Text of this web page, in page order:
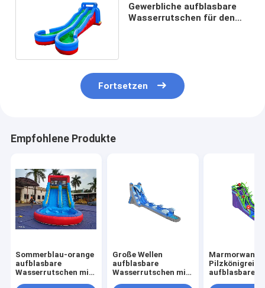
Gewerbliche aufblasbare
Wasserrutschen für den
Fortsetzen
Empfohlene Produkte
Sommerblau-orange
aufblasbare
Wasserrutschen mit
Große Wellen
aufblasbare
Wasserrutschen mit
Marmorwand
Pilzkönigreich
aufblasbare